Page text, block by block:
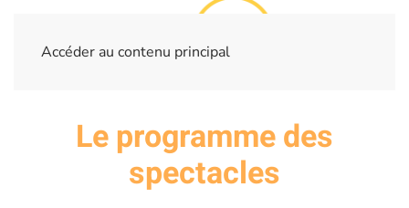
Accéder au contenu principal
Le programme des
spectacles